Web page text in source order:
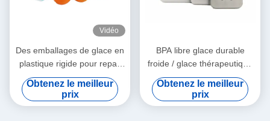
Vidéo
Des emballages de glace en
plastique rigide pour repas
de qualité alimentaire en
HDPE
Obtenez le meilleur
prix
BPA libre glace durable
froide / glace thérapeutique
légère pour les aliments
surgelés
Obtenez le meilleur
prix